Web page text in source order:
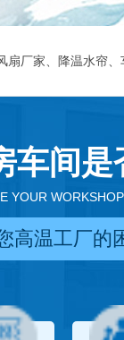
扇厂家、降温水帘
车间
YOUR
高温工厂的